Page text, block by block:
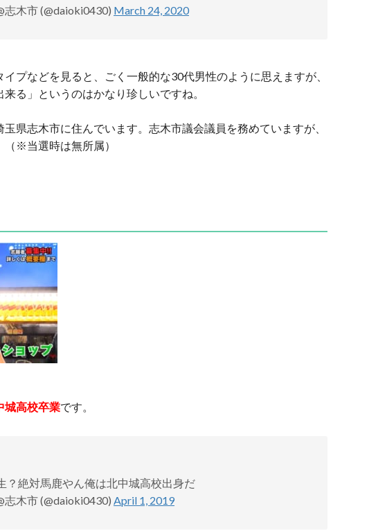
志木市 (@daioki0430) March 24, 2020
プなどを見ると、ごく一般的な30代男性のように思えますが、
る」というのはかなり珍しいですね。
県志木市に住んでいます。志木市議会議員を務めていますが、
※当選時は無所属）
城高校卒業です。
？絶対馬鹿やん俺は北中城高校出身だ
志木市 (@daioki0430) April 1, 2019